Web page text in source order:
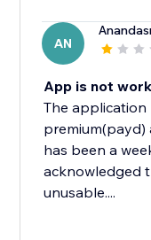
AN
App is not
The application
premium(payd)
has been a
acknowledged
unusable....